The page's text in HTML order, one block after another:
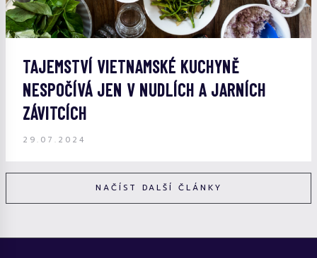
TAJEMSTVÍ VIETNAMSKÉ KUCHYNĚ
NESPOČÍVÁ JEN V NUDLÍCH A JARNÍCH
ZÁVITCÍCH
29.07.2024
NAČÍST DALŠÍ ČLÁNKY